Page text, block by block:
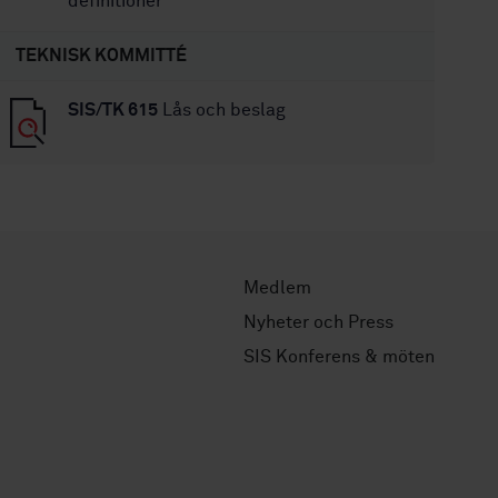
TEKNISK KOMMITTÉ
SIS/TK 615 Lås och beslag
Medlem
Nyheter och Press
SIS Konferens & möten